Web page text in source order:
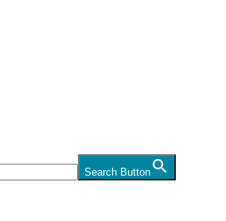
Search Button